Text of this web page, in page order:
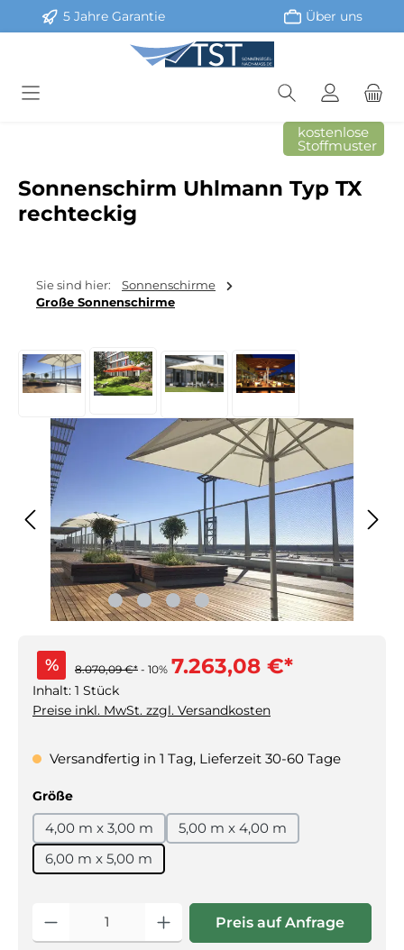
Zum Hauptinhalt springen
5 Jahre Garantie Über uns
kostenlose
Stoffmuster
Sonnenschirm Uhlmann Typ TX
rechteckig
Sie sind hier:
Sonnenschirme
Große Sonnenschirme
Bildergalerie überspringen
% 8.070,09 €* - 10% 7.263,08 €*
Inhalt: 1 Stück
Preise inkl. MwSt. zzgl. Versandkosten
Versandfertig in 1 Tag, Lieferzeit 30-60 Tage
Größeauswählen
4,00 m x 3,00 m
5,00 m x 4,00 m
6,00 m x 5,00 m
Produkt Anzahl: Gib den
Preis auf Anfrage